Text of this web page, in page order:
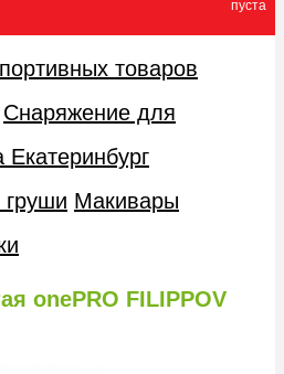
пуста
товаров
Снаряжение для
Екатеринбург
Макивары
onePRO FILIPPOV